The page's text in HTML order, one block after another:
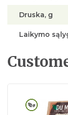
Druska, g
Laikymo